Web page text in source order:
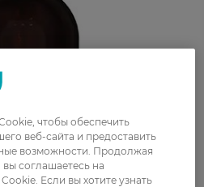
чтобы обеспечить
веб-сайта и предоставить
возможности. Продолжая
соглашаетесь на
Если вы хотите узнать